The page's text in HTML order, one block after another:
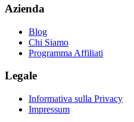
Azienda
Blog
Chi Siamo
Programma Affiliati
Legale
Informativa sulla Privacy
Impressum